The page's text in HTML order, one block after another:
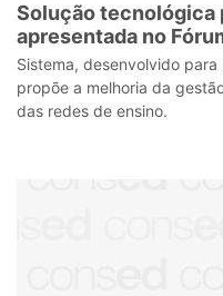
Solução tecnológica
apresentada no
Sistema, desenvolvido
propõe a melhoria da
das redes de ensino.